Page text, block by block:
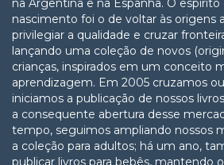
na Argentina e na Espanha. O
nascimento foi o de voltar às origens
privilegiar a qualidade e cruzar
lançando uma coleção de novos
crianças, inspirados em um conceito
aprendizagem. Em 2005 cruzamos
iniciamos a publicação de nossos
a consequente abertura desse
tempo, seguimos ampliando nossos
a coleção para adultos; há um ano,
publicar livros para bebês, mantendo